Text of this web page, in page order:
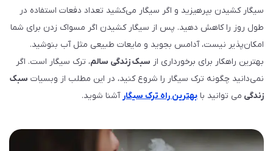
سیگار کشیدن بپرهیزید و اگر سیگار می‌کشید تعداد دفعات استفاده در
طول روز را کاهش دهید. پس از سیگار کشیدن اگر مسواک زدن برای شما
امکان‌پذیر نیست، آدامس بجوید و مایعات طبیعی مثل آب بنوشید.
بهترین راهکار برای برخورداری از سبک زندگی سالم، ترک سیگار است. اگر
نمی‌دانید چگونه ترک سیگار را شروع کنید، در این مطلب از وبسیات سبک
زندگی می توانید با بهترین راه ترک سیگار آشنا شوید.